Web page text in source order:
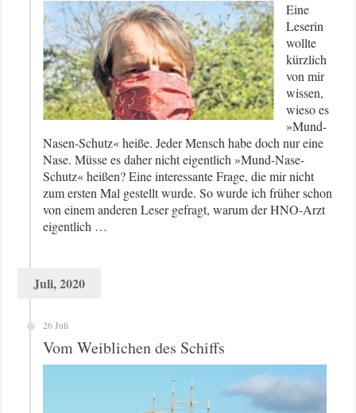
Eine
Leserin
wollte
kürzlich
von mir
wissen,
wieso es
»Mund-
Nasen-Schutz« heiße. Jeder Mensch habe doch nur eine
Nase. Müsse es daher nicht eigentlich »Mund-Nase-
Schutz« heißen? Eine interessante Frage, die mir nicht
zum ersten Mal gestellt wurde. So wurde ich früher schon
von einem anderen Leser gefragt, warum der HNO-Arzt
eigentlich …
Juli, 2020
26 Juli
Vom Weiblichen des Schiffs